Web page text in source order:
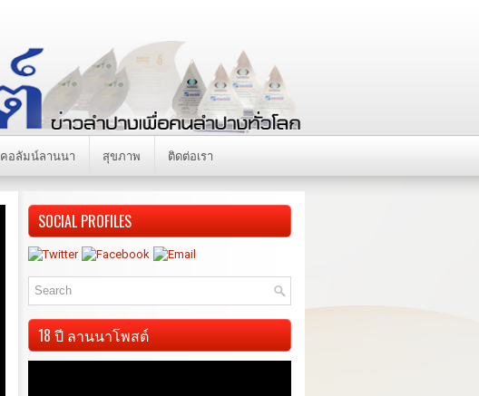
คอลัมน์ลานนา สุขภาพ ติดต่อเรา
SOCIAL PROFILES
18 ปี ลานนาโพสต์